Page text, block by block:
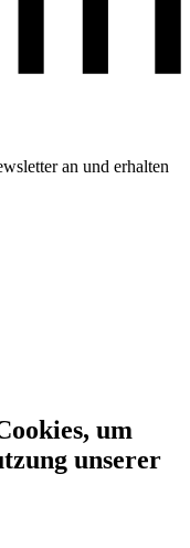
an und erhalten
um
unserer